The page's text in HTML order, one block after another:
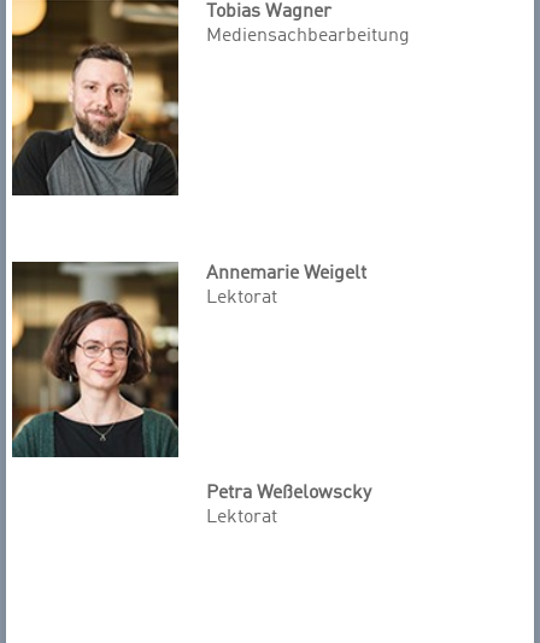
Tobias Wagner
Mediensachbearbeitung
Annemarie Weigelt
Lektorat
Petra Weßelowscky
Lektorat